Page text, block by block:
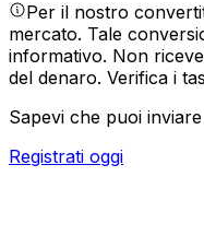
Per il nostro
mercato. Tale
informativo. Non
del denaro. Verifica i
Sapevi che puoi
Registrati oggi